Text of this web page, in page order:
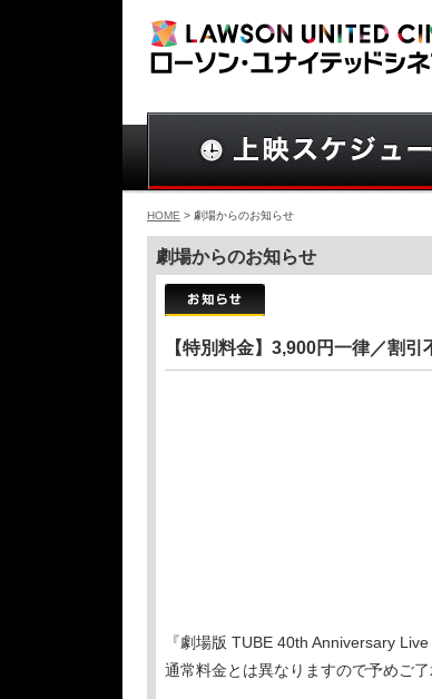
HOME > 劇場からのお知らせ
劇場からのお知らせ
【特別料金】3,900円一律／割
『劇場版 TUBE 40th Anniversary
通常料金とは異なりますので予めご了